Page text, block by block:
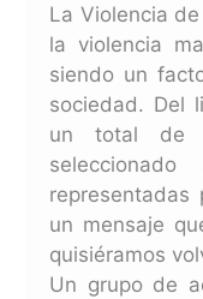
La Violencia
la violencia
siendo un
sociedad. Del
un total de
representadas
un mensaje
quisiéramos
Un grupo de